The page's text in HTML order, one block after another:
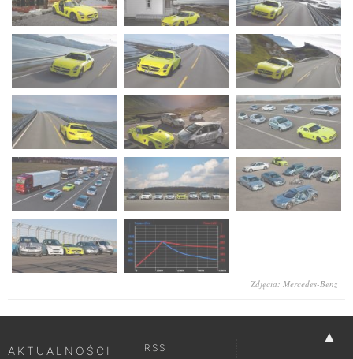
Zdjęcia: Mercedes-Benz
▲
AKTUALNOŚCI
RSS